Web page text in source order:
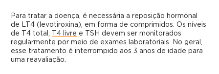
Para tratar a doença, é necessária a reposição hormonal
de LT4 (levotiroxina), em forma de comprimidos. Os níveis
de T4 total,
T4 livre e TSH devem ser monitorados
regularmente por meio de exames laboratoriais. No geral,
esse tratamento é interrompido aos 3 anos de idade para
uma reavaliação.